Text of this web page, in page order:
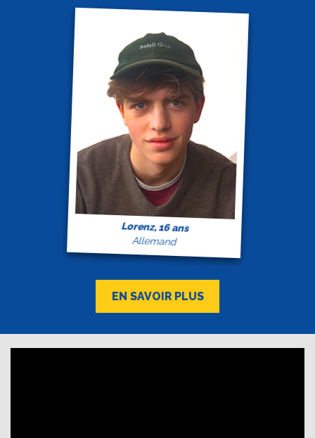
Lorenz, 16 ans
Allemand
EN SAVOIR PLUS